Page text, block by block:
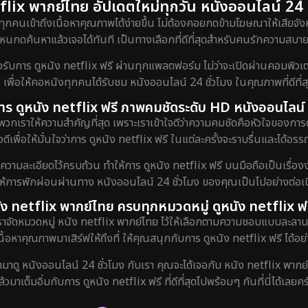
พากย์ไทย อัปเดตใหม่ทุกวัน หนังออนไลน์ 24
นเข้าถึงเนื้อหาคุณภาพได้ง่ายขึ้น ไม่ต้องคอยกดข้ามโฆษณาให้เสียจั
กดค้นหาแล้วเจอได้ทันที เป็นทางเลือกที่ดีที่สุดสำหรับคนรักความส
รับการ ดูหนัง netflix ฟรี ผ่านทุกแพลตฟอร์ม ไม่ว่าจะเปิดผ่านคอมพิ
เพื่อให้คอหนังทุกคนได้รับชม หนังออนไลน์ 24 ชั่วโมง ในคุณภาพที่ดีที่สุ
ดูหนัง netflix ฟรี ภาพคมชัดระดับ HD หนังออนไลน์
เราให้ความสำคัญที่สุด เพราะเราเข้าใจดีว่าความคมชัดคือหัวใจขอ
ดีเพื่อให้มั่นใจว่าการ ดูหนัง netflix ฟรี ในแต่ละครั้งจะราบรื่นและได้อ
มละเอียดไว้ครบถ้วน ทำให้การ ดูหนัง netflix ฟรี บนมือถือเป็นเรื่อง
การพักผ่อนผ่านทาง หนังออนไลน์ 24 ชั่วโมง ของคุณเป็นไปอย่างต่อ
netflix พากย์ไทย ครบทุกหมวดหมู่ ดูหนัง netflix ฟ
ดหมวดหมู่ หนัง netflix พากย์ไทย ไว้ให้เลือกตามความชอบแบบละล
นื้อหาคุณภาพมาเสิร์ฟให้ถึงที่ ให้คุณสนุกกับการ ดูหนัง netflix ฟรี ได้อย่
าดู หนังออนไลน์ 24 ชั่วโมง กับเรา คุณจะได้เจอกับ หนัง netflix พ
วมาเต็มอิ่มกับการ ดูหนัง netflix ฟรี ที่ดีที่สุดไปพร้อมๆ กันที่นี่ได้เลยค